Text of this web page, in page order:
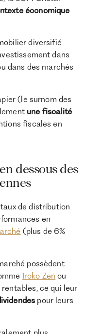
économique
diversifié
dans
dans des marchés
(le surnom des
une fiscalité
fiscales en
dessous des
de distribution
en
(plus de 6%
possèdent
Iroko Zen ou
ce qui leur
pour leurs